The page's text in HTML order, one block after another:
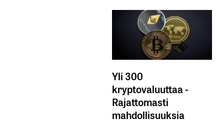
Yli 300
kryptovaluuttaa -
Rajattomasti
mahdollisuuksia